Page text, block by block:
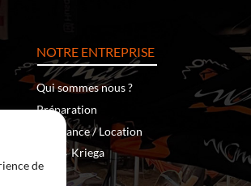
de
NOTRE ENTREPRISE
Qui sommes nous ?
Préparation
Assistance / Location
‐ Kriega